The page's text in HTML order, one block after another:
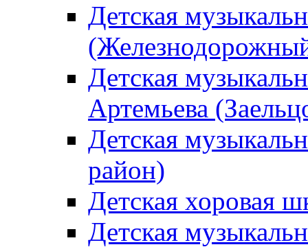
Детская
Детская
Артемьева
Детская
район)
Детская хоровая
Детская